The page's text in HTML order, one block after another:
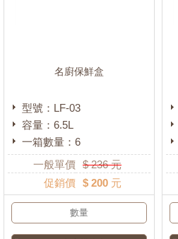
名廚保鮮盒
型號：LF-03
容量：6.5L
一箱數量：6
一般單價 $236元
促銷價 $ 200 元